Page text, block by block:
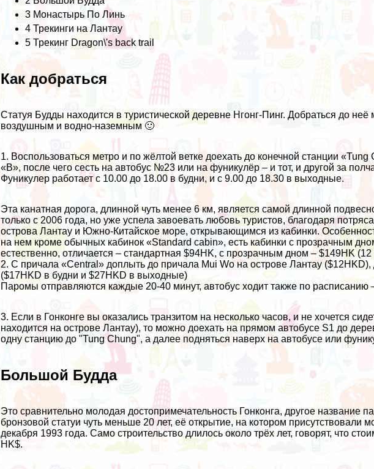
3 Монастырь По Линь
4 Трекинги на Лантау
5 Трекинг Dragon\'s back trail
Как добраться
Статуя Будды находится в туристической деревне Нгонг-Пинг. Добраться до
воздушным и водно-наземным 🙂
1. Воспользоваться метро и по жёлтой ветке доехать до конечной станции
«B», после чего сесть на автобус №23 или на фуникулёр – и тот, и другой за
Фуникулер работает с 10.00 до 18.00 в будни, и с 9.00 до 18.30 в выходные.
Эта канатная дорога, длинной чуть менее 6 км, является самой длинной
только с 2006 года, но уже успела завоевать любовь туристов, благодаря
острова Лантау и Южно-Китайское море, открывающимся из кабинки.
на нем кроме обычных кабинок «Standard cabin», есть кабинки с прозрачным
естественно, отличается – стандартная $94HK, с прозрачным дном – $149HK
2. С причала «Central» доплыть до причала Mui Wo на острове Лантау
($17HKD в будни и $27HKD в выходные)
Паромы отправляются каждые 20-40 минут, автобус ходит также по расписанию
3. Если в Гонконге вы оказались транзитом на несколько часов, и не хочется
находится на острове Лантау), то можно доехать на прямом автобусе S1 до
одну станцию до "Tung Chung", а далее подняться наверх на автобусе или
Большой Будда
Это сравнительно молодая достопримечательность Гонконга, другое название
бронзовой статуи чуть меньше 20 лет, её открытие, на котором присутствовали
декабря 1993 года. Само строительство длилось около трёх лет, говорят, что
HK$.